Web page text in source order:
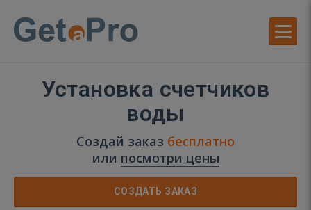
Установка счетчиков
воды
Создай заказ бесплатно
или посмотри цены
СОЗДАТЬ ЗАКАЗ